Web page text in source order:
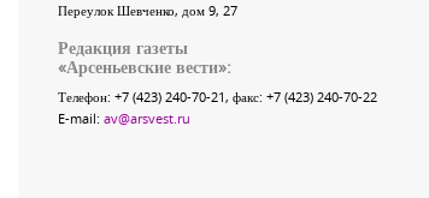
Переулок Шевченко, дом 9, 27
Редакция газеты
«Арсеньевские вести»:
Телефон: +7 (423) 240-70-21, факс: +7 (423) 240-70-22
E-mail: av@arsvest.ru